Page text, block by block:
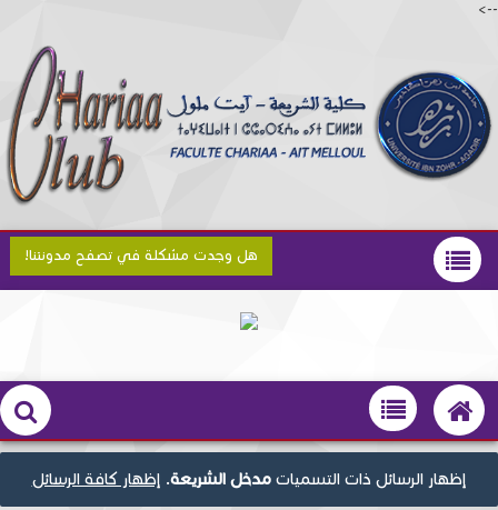
-->
هل وجدت مشكلة في تصفح مدونتنا!
‏إظهار الرسائل ذات التسمياتمدخل الشريعة. إظهار كافة الرسائل